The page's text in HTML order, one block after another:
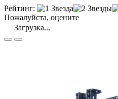
Рейтинг:
Пожалуйста, оцените
Загрузка...